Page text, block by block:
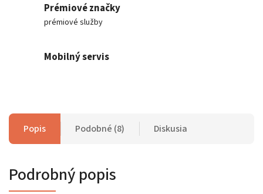
Prémiové značky
prémiové služby
Mobilný servis
Popis Podobné (8) Diskusia
Podrobný popis